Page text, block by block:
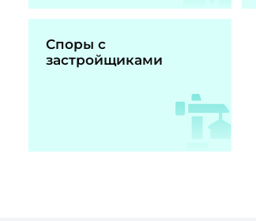
Споры с
застройщиками